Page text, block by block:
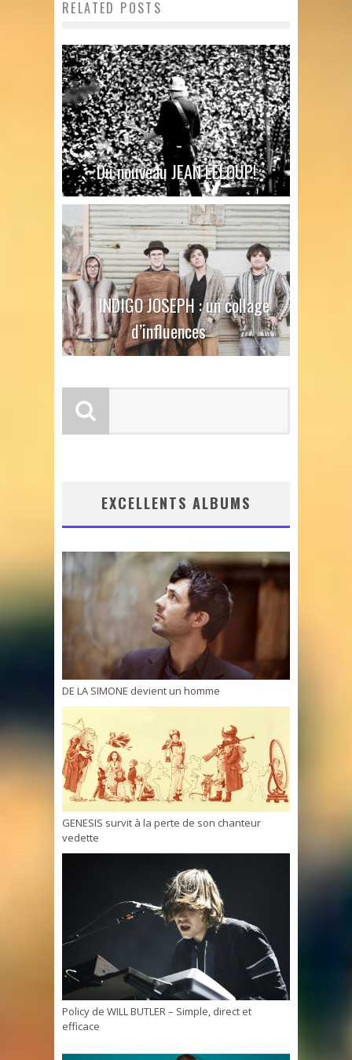
RELATED POSTS
Du nouveau JEAN LELOUP!
INDIGO JOSEPH : un collage
d’influences
EXCELLENTS ALBUMS
DE LA SIMONE devient un homme
GENESIS survit à la perte de son chanteur
vedette
Policy de WILL BUTLER – Simple, direct et
efficace